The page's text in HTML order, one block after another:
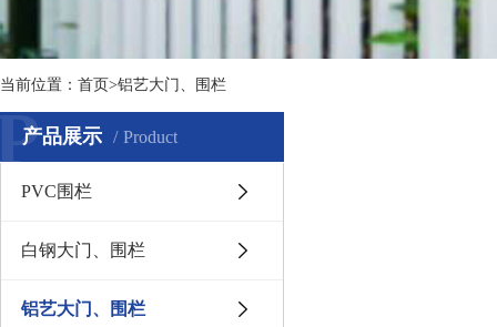
当前位置： 首页>铝艺大门、围栏
产品展示 Product
PVC围栏
白钢大门、围栏
铝艺大门、围栏